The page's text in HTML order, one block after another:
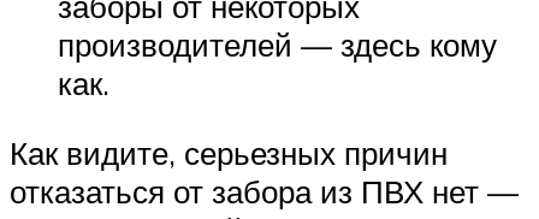
производителей — здесь кому
как.
Как видите, серьезных причин
отказаться от забора из ПВХ нет —